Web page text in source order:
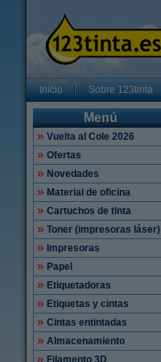
Inicio Sobre 123tinta
Menú
Vuelta al Cole 2026
Ofertas
Novedades
Material de oficina
Cartuchos de tinta
Toner (impresoras láser)
Impresoras
Papel
Etiquetadoras
Etiquetas y cintas
Cintas entintadas
Almacenamiento
Filamento 3D